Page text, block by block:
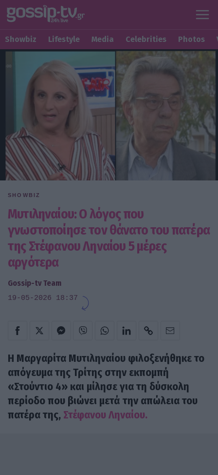
Showbiz Lifestyle Media Celebrities Photos
SHOWBIZ
Μυτιληναίου: Ο λόγος που
γνωστοποίησε τον θάνατο του πατέρα
της Στέφανου Ληναίου 5 μέρες
αργότερα
Gossip-tv Team
19-05-2026 18:37
Η Μαργαρίτα Μυτιληναίου φιλοξενήθηκε το
απόγευμα της Τρίτης στην εκπομπή
«Στούντιο 4» και μίλησε για τη δύσκολη
περίοδο που βιώνει μετά την απώλεια του
πατέρα της, Στέφανου Ληναίου.